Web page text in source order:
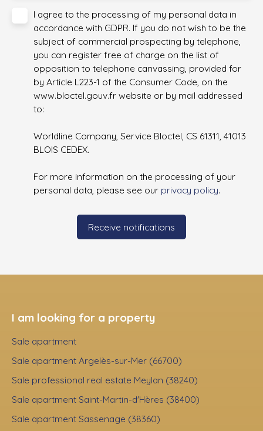
I agree to the processing of my personal data in
accordance with GDPR. If you do not wish to be the
subject of commercial prospecting by telephone,
you can register free of charge on the list of
opposition to telephone canvassing, provided for
by Article L223-1 of the Consumer Code, on the
www.bloctel.gouv.fr website or by mail addressed
to:
Worldline Company, Service Bloctel, CS 61311, 41013
BLOIS CEDEX.
For more information on the processing of your
personal data, please see our privacy policy.
Receive notifications
I am looking for a property
Sale apartment
Sale apartment Argelès-sur-Mer (66700)
Sale professional real estate Meylan (38240)
Sale apartment Saint-Martin-d'Hères (38400)
Sale apartment Sassenage (38360)